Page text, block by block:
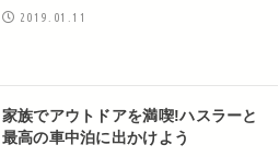
2019.01.11
家族でアウトドアを満喫!ハスラーと
最高の車中泊に出かけよう